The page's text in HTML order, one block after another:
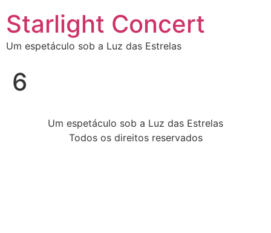
Starlight Concert
Um espetáculo sob a Luz das Estrelas
6
Um espetáculo sob a Luz das Estrelas
Todos os direitos reservados